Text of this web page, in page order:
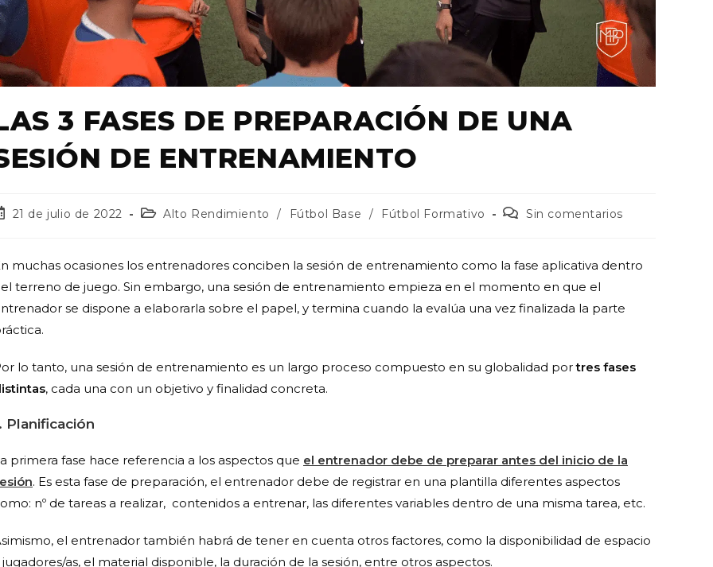
3 FASES DE PREPARACIÓN DE UNA
DE ENTRENAMIENTO
21 de julio de 2022 Alto Rendimiento / Fútbol Base / Fútbol Formativo Sin comentarios
muchas ocasiones los entrenadores conciben la sesión de entrenamiento como la fase aplicativa dentro
terreno de juego. Sin embargo, una sesión de entrenamiento empieza en el momento en que el
se dispone a elaborarla sobre el papel, y termina cuando la evalúa una vez finalizada la parte
lo tanto, una sesión de entrenamiento es un largo proceso compuesto en su globalidad portres fases
, cada una con un objetivo y finalidad concreta.
Planificación
primera fase hace referencia a los aspectos que el entrenador debe de preparar antes del inicio de la
. Es esta fase de preparación, el entrenador debe de registrar en una plantilla diferentes aspectos
nº de tareas a realizar, contenidos a entrenar, las diferentes variables dentro de una misma tarea, etc.
el entrenador también habrá de tener en cuenta otros factores, como la disponibilidad de espacio
jugadores/as, el material disponible, la duración de la sesión, entre otros aspectos.